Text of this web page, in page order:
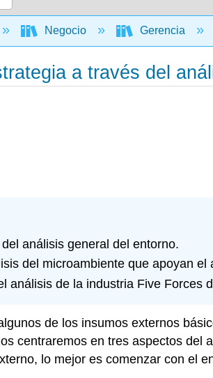
global
Negocio Gerencia
a través del
análisis general del entorno.
del microambiente que apoyan el
análisis de la industria Five Forces
de los insumos externos
centraremos en tres aspectos
lo mejor es comenzar con el